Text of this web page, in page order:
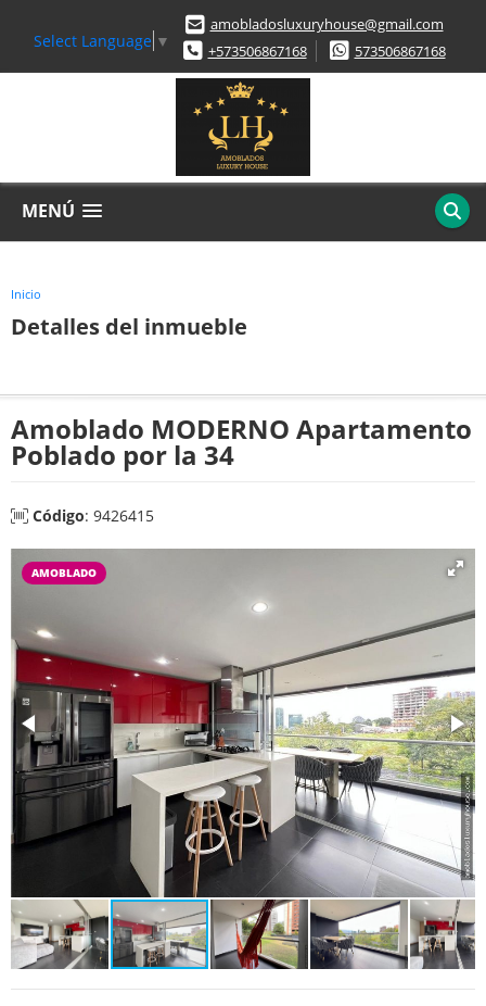
Select Language ▼
amobladosluxuryhouse@gmail.com
+573506867168
573506867168
MENÚ
Inicio
Detalles del inmueble
Amoblado MODERNO Apartamento
Poblado por la 34
Código: 9426415
AMOBLADO